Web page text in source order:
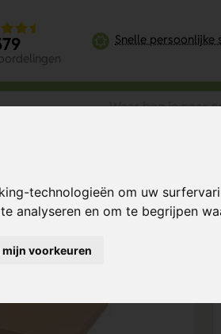
technologieën om uw
analyseren en om te begrijpen
voorkeuren
Snelle persoonlijke